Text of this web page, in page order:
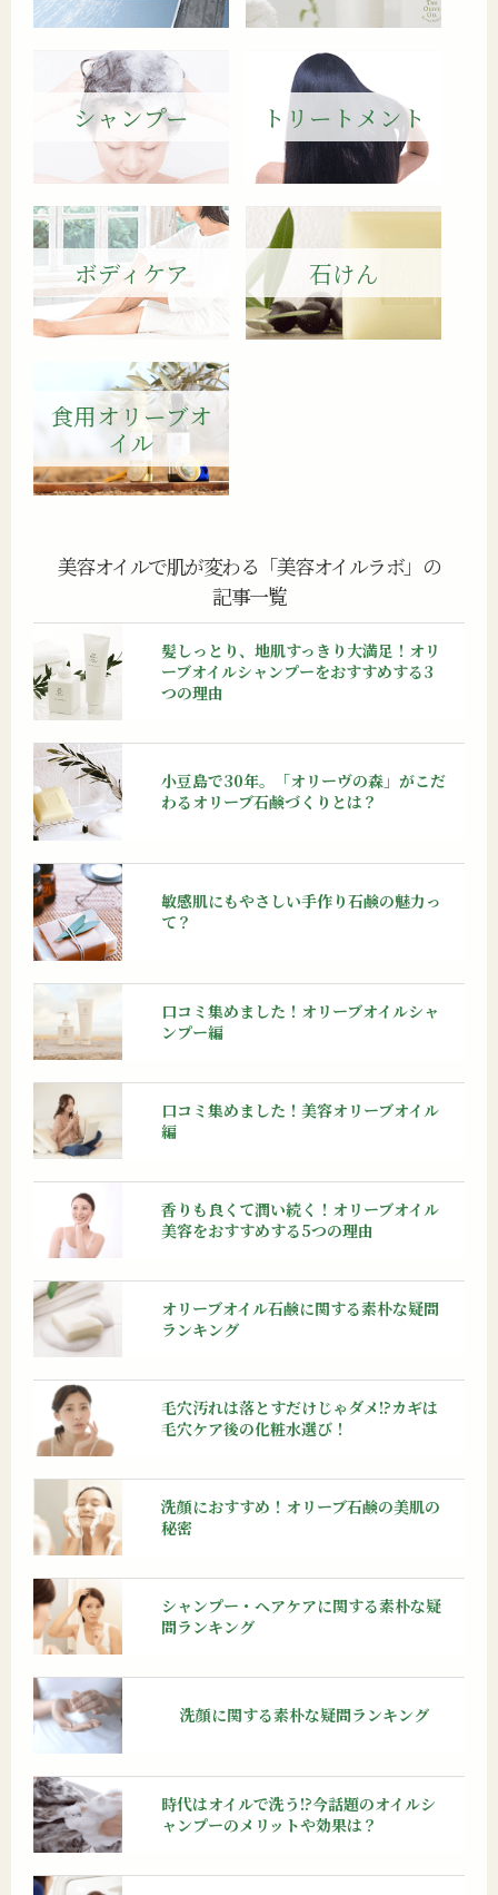
シャンプー トリートメント
ボディケア 石けん
食用オリーブオ
イル
美容オイルで肌が変わる「美容オイルラボ」の
記事一覧
髪しっとり、地肌すっきり大満足！ オリ
ーブオイルシャンプーをおすすめする3
つの理由
小豆島で30年。「オリーヴの森」がこだ
わるオリーブ石鹸づくりとは？
敏感肌にもやさしい手作り石鹸の魅力っ
て？
口コミ集めました！オリーブオイルシャ
ンプー編
口コミ集めました！美容オリーブオイル
編
香りも良くて潤い続く！オリーブオイル
美容をおすすめする5つの理由
オリーブオイル石鹸に関する素朴な疑問
ランキング
毛穴汚れは落とすだけじゃダメ!?カギは
毛穴ケア後の化粧水選び！
洗顔におすすめ！オリーブ石鹸の美肌の
秘密
シャンプー・ヘアケアに関する素朴な疑
問ランキング
洗顔に関する素朴な疑問ランキング
時代はオイルで洗う!?今話題のオイルシ
ャンプーのメリットや効果は？